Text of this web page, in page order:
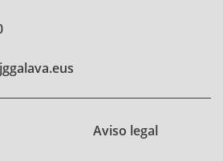
Aviso legal